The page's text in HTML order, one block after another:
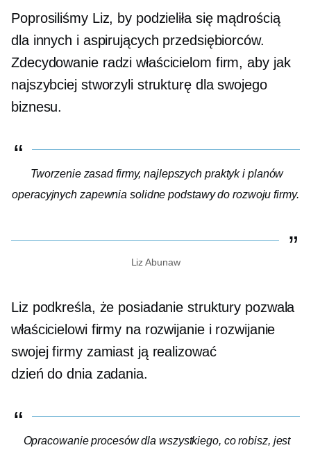
Poprosiliśmy Liz, by podzieliła się mądrością
dla innych i aspirujących przedsiębiorców.
Zdecydowanie radzi właścicielom firm, aby jak
najszybciej stworzyli strukturę dla swojego
biznesu.
Tworzenie zasad firmy, najlepszych praktyk i planów
operacyjnych zapewnia solidne podstawy do rozwoju firmy.
Liz Abunaw
Liz podkreśla, że ​​posiadanie struktury pozwala
właścicielowi firmy na rozwijanie i rozwijanie
swojej firmy zamiast ją realizować
dzień do dniazadania.
Opracowanie procesów dla wszystkiego, co robisz, jest